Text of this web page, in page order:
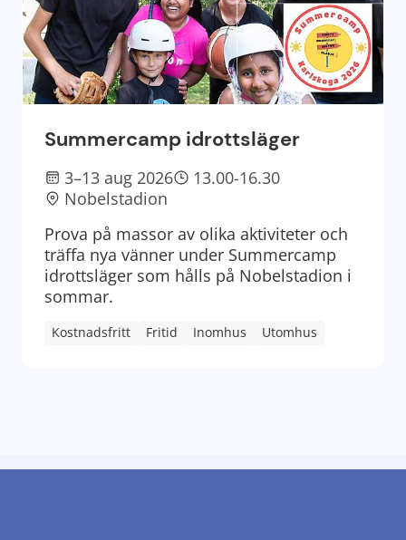
Summercamp idrottsläger
3–13 aug 2026
13.00-16.30
Nobelstadion
Prova på massor av olika aktiviteter och
träffa nya vänner under Summercamp
idrottsläger som hålls på Nobelstadion i
sommar.
Kostnadsfritt Fritid Inomhus Utomhus